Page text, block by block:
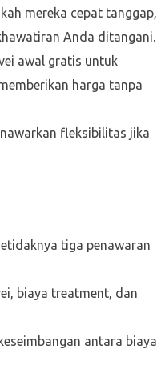
mereka cepat tanggap,
Anda ditangani.
awal gratis untuk
harga tanpa
fleksibilitas jika
tiga penawaran
biaya treatment, dan
antara biaya